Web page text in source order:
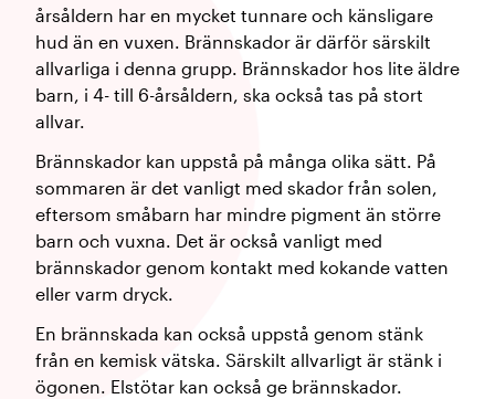
årsåldern har en mycket tunnare och känsligare
hud än en vuxen. Brännskador är därför särskilt
allvarliga i denna grupp. Brännskador hos lite äldre
barn, i 4- till 6-årsåldern, ska också tas på stort
allvar.
Brännskador kan uppstå på många olika sätt. På
sommaren är det vanligt med skador från solen,
eftersom småbarn har mindre pigment än större
barn och vuxna. Det är också vanligt med
brännskador genom kontakt med kokande vatten
eller varm dryck.
En brännskada kan också uppstå genom stänk
från en kemisk vätska. Särskilt allvarligt är stänk i
ögonen. Elstötar kan också ge brännskador.